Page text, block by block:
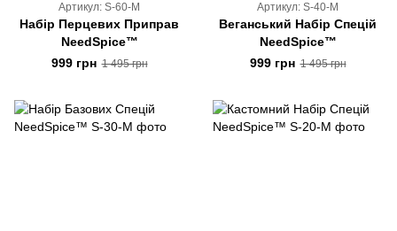
Артикул: S-60-M
Набір Перцевих Приправ
NeedSpice™
999 грн 1 495 грн
Артикул: S-40-M
Веганський Набір Спецій
NeedSpice™
999 грн 1 495 грн